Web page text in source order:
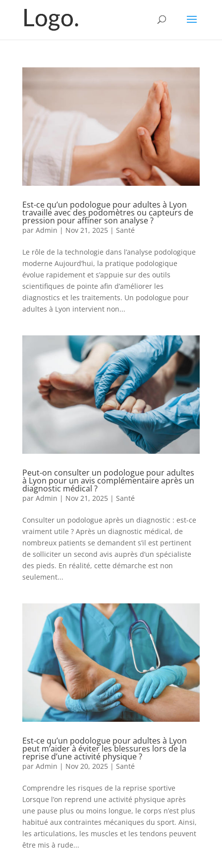
Est-ce qu’un podologue pour adultes à Lyon
travaille avec des podomètres ou capteurs de
pression pour affiner son analyse ?
par Admin | Nov 21, 2025| Santé
Le rôle de la technologie dans l’analyse podologique
moderne Aujourd’hui, la pratique podologique
évolue rapidement et s’appuie sur des outils
scientifiques de pointe afin d’améliorer les
diagnostics et les traitements. Un podologue pour
adultes à Lyon intervient non...
Peut-on consulter un podologue pour adultes
à Lyon pour un avis complémentaire après un
diagnostic médical ?
par Admin | Nov 21, 2025| Santé
Consulter un podologue après un diagnostic : est-ce
vraiment utile ? Après un diagnostic médical, de
nombreux patients se demandent s’il est pertinent
de solliciter un second avis auprès d’un spécialiste
des pieds. En réalité, cette démarche est non
seulement...
Est-ce qu’un podologue pour adultes à Lyon
peut m’aider à éviter les blessures lors de la
reprise d’une activité physique ?
par Admin | Nov 20, 2025| Santé
Comprendre les risques de la reprise sportive
Lorsque l’on reprend une activité physique après
une pause plus ou moins longue, le corps n’est plus
habitué aux contraintes mécaniques du sport. Ainsi,
les articulations, les muscles et les tendons peuvent
être mis à rude...